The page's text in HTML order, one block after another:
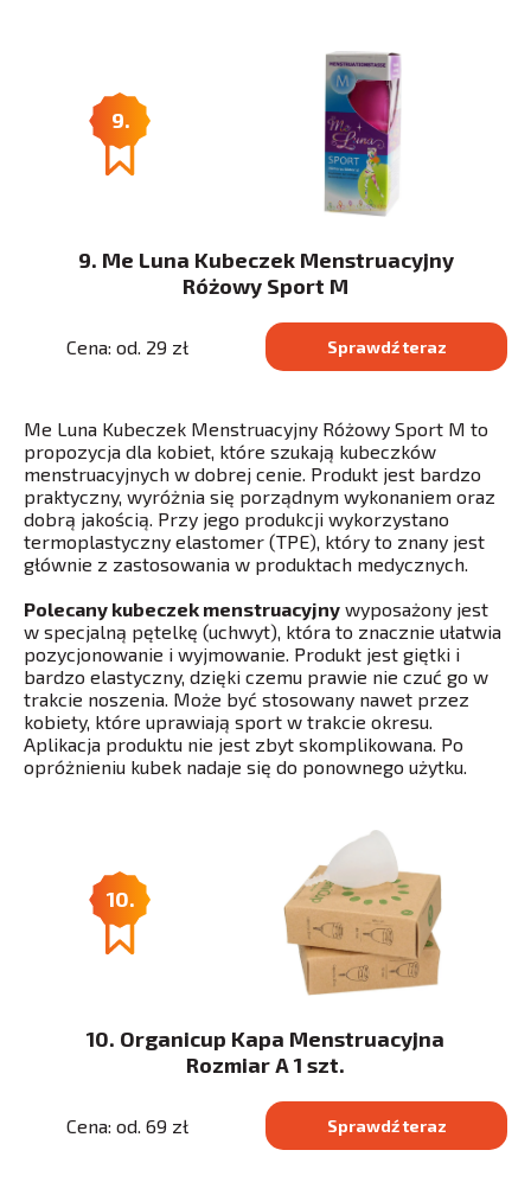
9.
9. Me Luna Kubeczek Menstruacyjny
Różowy Sport M
Cena: od. 29 zł Sprawdź teraz
Me Luna Kubeczek Menstruacyjny Różowy Sport M to
propozycja dla kobiet, które szukają kubeczków
menstruacyjnych w dobrej cenie. Produkt jest bardzo
praktyczny, wyróżnia się porządnym wykonaniem oraz
dobrą jakością. Przy jego produkcji wykorzystano
termoplastyczny elastomer (TPE), który to znany jest
głównie z zastosowania w produktach medycznych.
Polecany kubeczek menstruacyjny wyposażony jest
w specjalną pętelkę (uchwyt), która to znacznie ułatwia
pozycjonowanie i wyjmowanie. Produkt jest giętki i
bardzo elastyczny, dzięki czemu prawie nie czuć go w
trakcie noszenia. Może być stosowany nawet przez
kobiety, które uprawiają sport w trakcie okresu.
Aplikacja produktu nie jest zbyt skomplikowana. Po
opróżnieniu kubek nadaje się do ponownego użytku.
10.
10. Organicup Kapa Menstruacyjna
Rozmiar A 1 szt.
Cena: od. 69 zł Sprawdź teraz